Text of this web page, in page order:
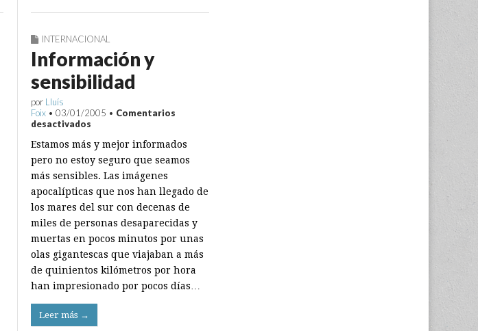
INTERNACIONAL
Información y
sensibilidad
por Lluís
Foix • 03/01/2005 • Comentarios
desactivados
y
sensibilidad
Estamos más y mejor informados
pero no estoy seguro que seamos
más sensibles. Las imágenes
apocalípticas que nos han llegado de
los mares del sur con decenas de
miles de personas desaparecidas y
muertas en pocos minutos por unas
olas gigantescas que viajaban a más
de quinientos kilómetros por hora
han impresionado por pocos días…
Leer más →